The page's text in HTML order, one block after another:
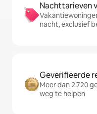
Nachttarieven
nacht, exclusief
Geverifieerde
Meer dan 2.720
weg te helpen